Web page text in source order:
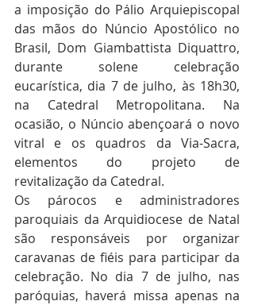
a imposição do Pálio Arquiepiscopal
das mãos do Núncio Apostólico no
Brasil, Dom Giambattista Diquattro,
durante solene celebração
eucarística, dia 7 de julho, às 18h30,
na Catedral Metropolitana. Na
ocasião, o Núncio abençoará o novo
vitral e os quadros da Via-Sacra,
elementos do projeto de
revitalização da Catedral.
Os párocos e administradores
paroquiais da Arquidiocese de Natal
são responsáveis por organizar
caravanas de fiéis para participar da
celebração. No dia 7 de julho, nas
paróquias, haverá missa apenas na